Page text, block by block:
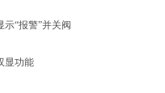
“报警”并关阀
显功能